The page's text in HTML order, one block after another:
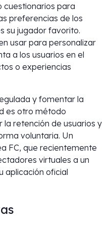
cuestionarios para
preferencias de los
su jugador favorito.
usar para personalizar
a los usuarios en el
o experiencias
y fomentar la
es otro método
retención de usuarios y
voluntaria. Un
FC, que recientemente
virtuales a un
aplicación oficial